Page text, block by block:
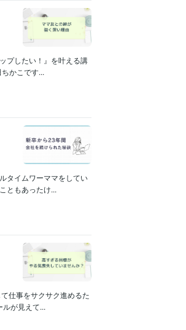
プしたい！』を叶える講
かこです...
タイムワーママをしてい
ともあったけ...
仕事をサクサク進めるた
が見えて...